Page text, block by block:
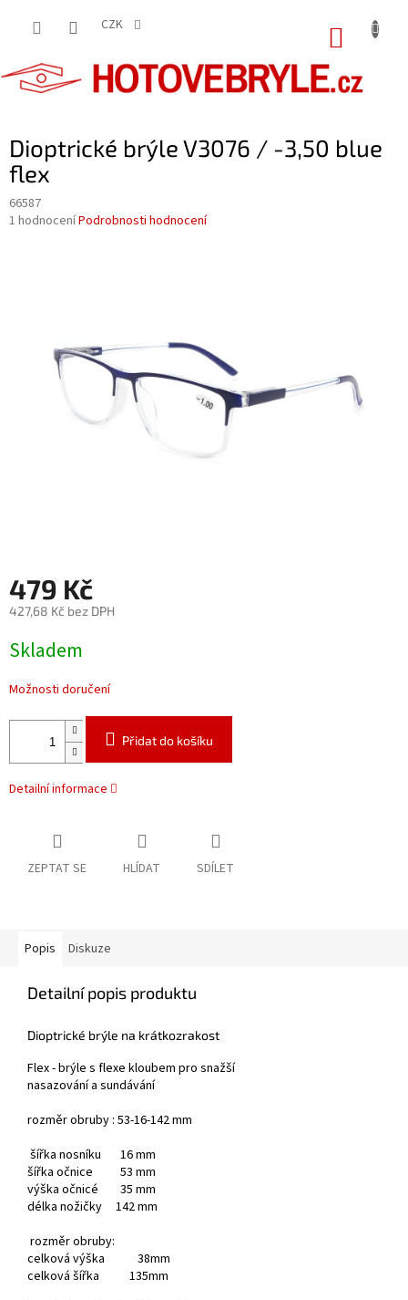
CZK
Dioptrické brýle V3076 / -3,50 blue
flex
66587
Průměrné
1 hodnoceníPodrobnosti hodnocení
479 Kč
427,68 Kč bez DPH
cena:
Skladem
Možnosti doručení
Přidat do košíku
Detailní informace
ZEPTAT SE HLÍDAT SDÍLET
Popis Diskuze
Detailní popis produktu
Dioptrické brýle na krátkozrakost
Flex - brýle s flexe kloubem pro snažší
nasazování a sundávání
rozměr obruby : 53-16-142 mm
šířka nosníku 16 mm
šířka očnice 53 mm
výška očnicé 35 mm
délka nožičky 142 mm
rozměr obruby:
celková výška 38mm
celková šířka 135mm